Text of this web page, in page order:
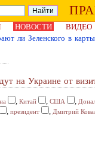
НОВОСТИ
ВИДЕО
ли Зеленского в
на Украине от
, Китай , США ,
, президент , Дмитрий